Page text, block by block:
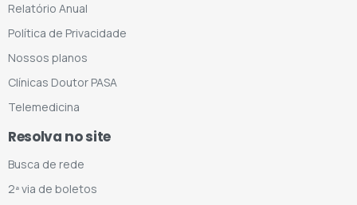
Relatório Anual
Política de Privacidade
Nossos planos
Clínicas Doutor PASA
Telemedicina
Resolva no site
Busca de rede
2ª via de boletos